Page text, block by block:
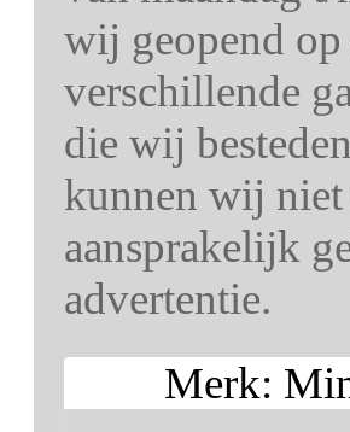
wij geopend
verschillende
die wij
kunnen wij
aansprakelijk
advertentie.
Merk: